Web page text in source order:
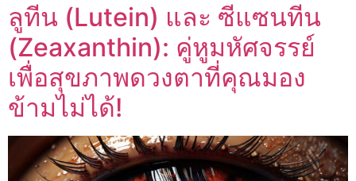
ลูทีน (Lutein) และ ซีแซนทีน
(Zeaxanthin): คู่หูมหัศจรรย์
เพื่อสุขภาพดวงตาที่คุณมอง
ข้ามไม่ได้!